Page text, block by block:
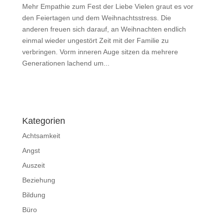
Mehr Empathie zum Fest der Liebe Vielen graut es vor
den Feiertagen und dem Weihnachtsstress. Die
anderen freuen sich darauf, an Weihnachten endlich
einmal wieder ungestört Zeit mit der Familie zu
verbringen. Vorm inneren Auge sitzen da mehrere
Generationen lachend um...
Kategorien
Achtsamkeit
Angst
Auszeit
Beziehung
Bildung
Büro